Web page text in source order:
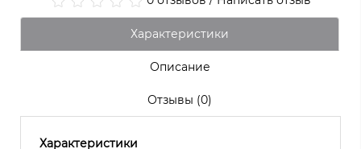
Характеристики
Описание
Отзывы (0)
Характеристики